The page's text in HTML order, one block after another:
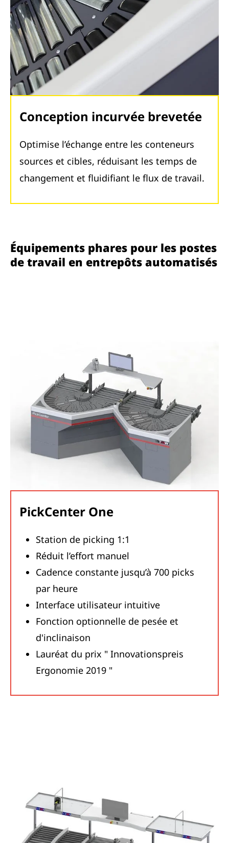
Conception incurvée brevetée
Optimise l’échange entre les conteneurs
sources et cibles, réduisant les temps de
changement et fluidifiant le flux de travail.
Équipements phares pour les postes
de travail en entrepôts automatisés
PickCenter One
Station de picking 1:1
Réduit l’effort manuel
Cadence constante jusqu’à 700 picks
par heure
Interface utilisateur intuitive
Fonction optionnelle de pesée et
d'inclinaison
Lauréat du prix " Innovationspreis
Ergonomie 2019 "